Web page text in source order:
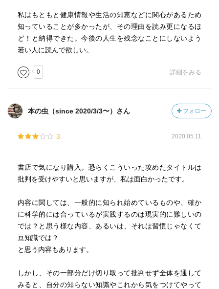
私はもともと健康情報や生活の知恵などに関心があるため
知っていることが多かったが、その理由を読み更になるほ
ど！と納得できた。今後の人生を残念なことにしないよう
若い人に読んで欲しい。
0 詳細をみる
本の虫（since 2020/3/3〜）さん フォロー
3 2020.05.11
書店で気になり購入。恐らくこういった攻めたタイトルは
批判を受けやすいと思いますが、私は面白かったです。
内容に関しては、一般的に知られ始めているものや、確か
に科学的には合っているが実践するのは現実的に難しいの
では？と思う様な内容、あるいは、それは習慣じゃなくて
豆知識では？
と思う内容もあります。
しかし、その一部分だけ切り取って批判せず全体を通して
みると、自分の知らない知識やこれから気をつけてやって